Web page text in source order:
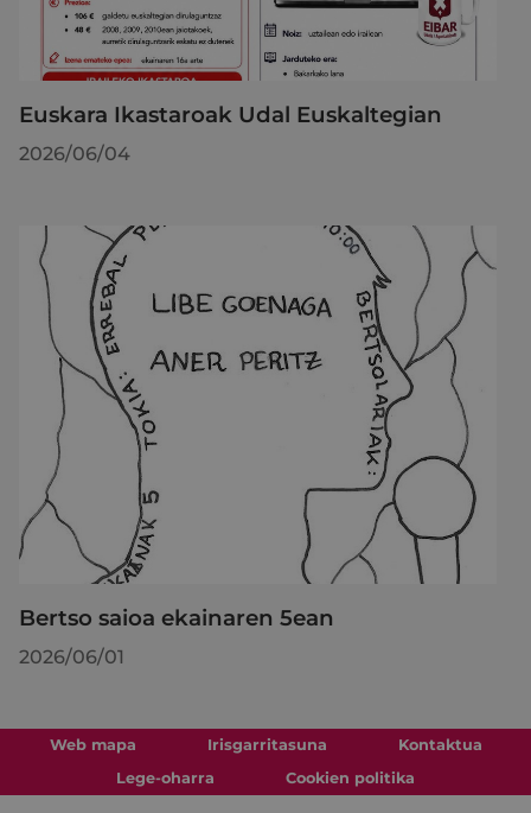
Euskara Ikastaroak Udal Euskaltegian
2026/06/04
Bertso saioa ekainaren 5ean
2026/06/01
Web mapa Irisgarritasuna
Kontaktua
Lege-oharra
Cookien politika